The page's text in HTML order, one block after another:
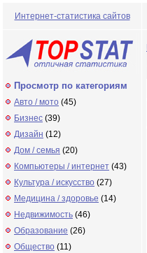
Интернет-статистика сайтов
Просмотр по категориям
Авто / мото (45)
Бизнес (39)
Дизайн (12)
Дом / семья (20)
Компьютеры / интернет (43)
Культура / искусство (27)
Медицина / здоровье (14)
Недвижимость (46)
Образование (26)
Общество (11)